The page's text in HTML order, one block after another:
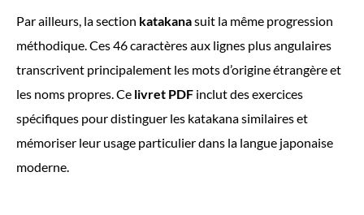
Par ailleurs, la section katakanasuit la même progression
méthodique. Ces 46 caractères aux lignes plus angulaires
transcrivent principalement les mots d’origine étrangère et
les noms propres. Ce livret PDF inclut des exercices
spécifiques pour distinguer les katakana similaires et
mémoriser leur usage particulier dans la langue japonaise
moderne.